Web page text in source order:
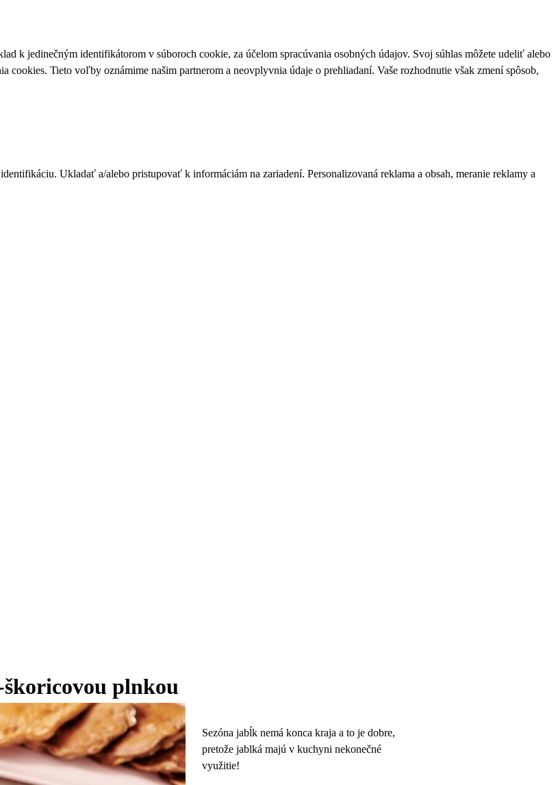
k jedinečným identifikátorom v súboroch cookie, za účelom spracúvania osobných údajov. Svoj súhlas môžete udeliť alebo
cookies. Tieto voľby oznámime našim partnerom a neovplyvnia údaje o prehliadaní. Vaše rozhodnutie však zmení spôsob,
Ukladať a/alebo pristupovať k informáciám na zariadení. Personalizovaná reklama a obsah, meranie reklamy a
škoricovou plnkou
Sezóna jabĺk nemá konca kraja a to je dobre,
pretože jablká majú v kuchyni nekonečné
využitie!